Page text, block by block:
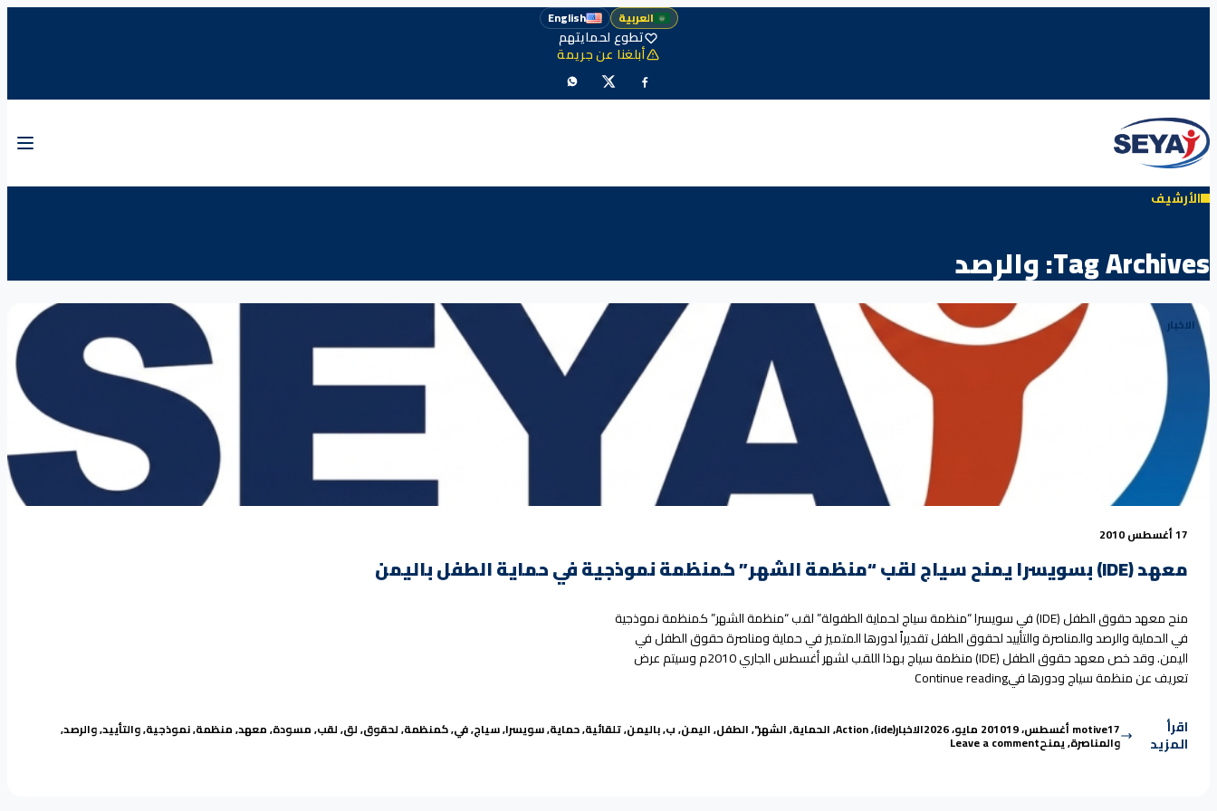
العربية English
تطوع لحمايتهم
أبلغنا عن جريمة
الأرشيف
Tag Archives: والرصد
الاخبار
17 أغسطس 2010
معهد (IDE) بسويسرا يمنح سياج لقب “منظمة الشهر” كمنظمة نموذجية في حماية الطفل باليمن
منح معهد حقوق الطفل (IDE) في سويسرا “منظمة سياج لحماية الطفولة” لقب “منظمة الشهر” كمنظمة نموذجية
في الحماية والرصد والمناصرة والتأييد لحقوق الطفل تقديراً لدورها المتميز في حماية ومناصرة حقوق الطفل في
اليمن. وقد خص معهد حقوق الطفل (IDE) منظمة سياج بهذا اللقب لشهر أغسطس الجاري 2010م وسيتم عرض
تعريف عن منظمة سياج ودورها فيContinue reading“معهد (IDE) بسويسرا يمنح سياج لقب “منظمة الشهر” كمنظمة نموذجية في حماية الطفل باليمن”
اقرأ
المزيد
Posted by
motive17 أغسطس، 2010 19 مايو، 2026 Posted in
الاخبارTags:(ide)
,
Action
,الحماية,الشهر",الطفل,اليمن,ب,باليمن,تلقائية,حماية,سويسرا,سياج,في,كمنظمة,لحقوق,لق,لقب,مسودة,معهد,منظمة,نموذجية,والتأييد,والرصد,
والمناصرة,يمنحLeave a comment